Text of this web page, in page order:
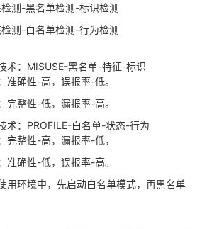
测-黑名单检测-标识检测
测-白名单检测-行为检测
术：MISUSE-黑名单-特征-标识
准确性-高，误报率-低。
完整性-低，漏报率-高。
术：PROFILE-白名单-状态-行为
完整性-高，漏报率-低，
准确性-低，误报率-高。
用环境中，先启动白名单模式，再黑名单